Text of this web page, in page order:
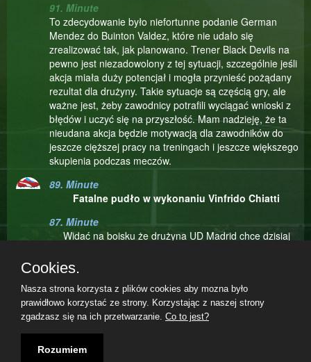
91. Minute
To zdecydowanie było niefortunne podanie German
Mendez do Buinton Valdez, które nie udało się
zrealizować tak, jak planowano. Trener Black Devils na
pewno jest niezadowolony z tej sytuacji, szczególnie jeśli
akcja miała duży potencjał i mogła przynieść pożądany
rezultat dla drużyny. Takie sytuacje są częścią gry, ale
ważne jest, żeby zawodnicy potrafili wyciągać wnioski z
błędów i uczyć się na przyszłość. Mam nadzieję, że ta
nieudana akcja będzie motywacją dla zawodników do
jeszcze cięższej pracy na treningach i jeszcze większego
skupienia podczas meczów.
89. Minute
Fatalne pudło w wykonaniu Vinfrido Chiatti
87. Minute
Widać na boisku że drużyna UD Madrid chce dzisiaj
84. Minute
Andrzej Mordak strzela tuż przy słupku lecz bramkarz
wybija piłkę wprost pod nogi obrońcy.
To trudny moment dla Bemabe Cruz, który przegrywa
Cookies.
Nasza strona korzysta z plików cookies aby mozna było
prawidłowo korzystać ze strony. Korzystając z naszej strony
zgadzasz się na ich przetwarzanie. Co to jest?
Rozumiem